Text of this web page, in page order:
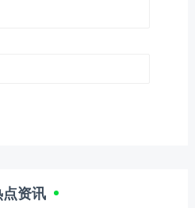
资讯